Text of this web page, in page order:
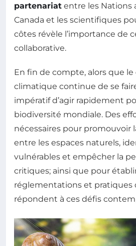
partenariat entre les Nations
Canada et les scientifiques
côtes révèle l’importance de
collaborative.
En fin de compte, alors que
climatique continue de se
impératif d’agir rapidement
biodiversité mondiale. Des
nécessaires pour promouvoir
entre les espaces naturels,
vulnérables et empêcher la
critiques; ainsi que pour
réglementations et pratiques
répondent à ces défis